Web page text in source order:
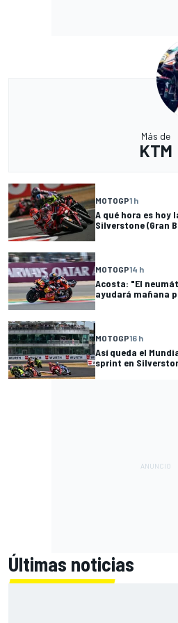
Más de
KTM
MOTOGP1 h
A qué hora es hoy
Silverstone (Gran
MOTOGP14 h
Acosta: "El
ayudará mañana
MOTOGP16 h
Así queda el
sprint en
Últimas noticias